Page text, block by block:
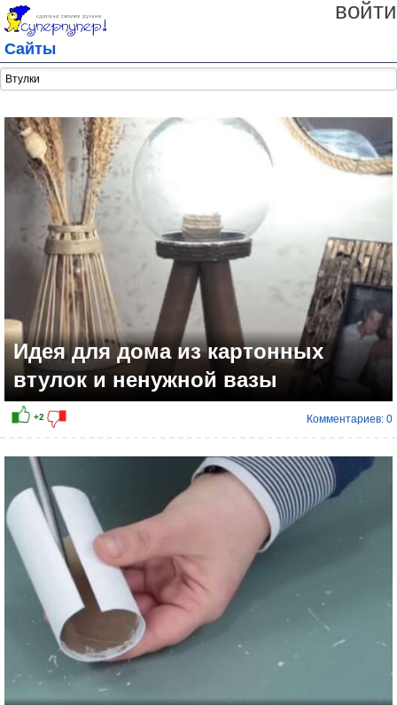
войти
Сайты
Идея для дома из картонных
втулок и ненужной вазы
Комментариев: 0